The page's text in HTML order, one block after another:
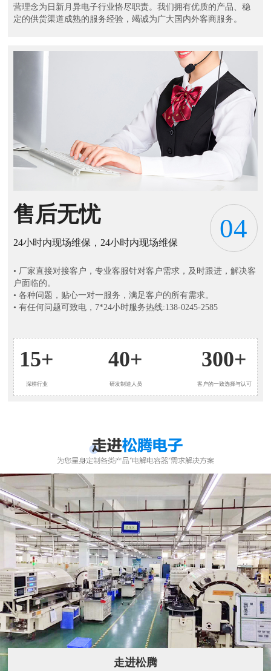
营理念为日新月异电子行业恪尽职责。我们拥有优质的产品、稳
定的供货渠道成熟的服务经验，竭诚为广大国内外客商服务。
售后无忧
24小时内现场维保，24小时内现场维保 04
• 厂家直接对接客户，专业客服针对客户需求，及时跟进，解决客
户面临的。
• 各种问题，贴心一对一服务，满足客户的所有需求。
• 有任何问题可致电，7*24小时服务热线:138-0245-2585
15+
深耕行业
40+
研发制造人员
300+
客户的一致选择与认可
走进松腾